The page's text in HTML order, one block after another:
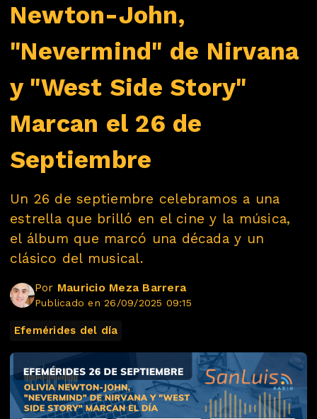
Newton-John,
"Nevermind" de Nirvana
y "West Side Story"
Marcan el 26 de
Septiembre
Un 26 de septiembre celebramos a una
estrella que brilló en el cine y la música,
el álbum que marcó una década y un
clásico del musical.
Por Mauricio Meza Barrera
Publicado en 26/09/2025 09:15
Efemérides del día